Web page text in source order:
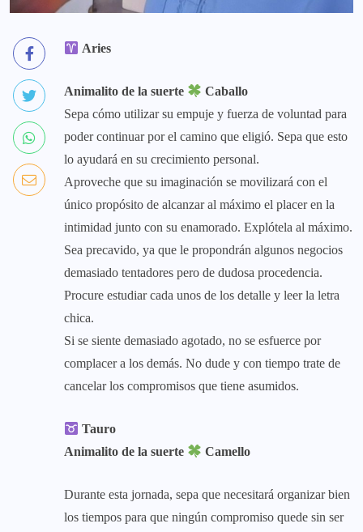
Aries
Animalito de la suerte
Caballo
Sepa cómo utilizar su empuje y fuerza de voluntad para
poder continuar por el camino que eligió. Sepa que esto
lo ayudará en su crecimiento personal.
Aproveche que su imaginación se movilizará con el
único propósito de alcanzar al máximo el placer en la
intimidad junto con su enamorado. Explótela al máximo.
Sea precavido, ya que le propondrán algunos negocios
demasiado tentadores pero de dudosa procedencia.
Procure estudiar cada unos de los detalle y leer la letra
chica.
Si se siente demasiado agotado, no se esfuerce por
complacer a los demás. No dude y con tiempo trate de
cancelar los compromisos que tiene asumidos.
Tauro
Animalito de la suerte
Camello
Durante esta jornada, sepa que necesitará organizar bien
los tiempos para que ningún compromiso quede sin ser